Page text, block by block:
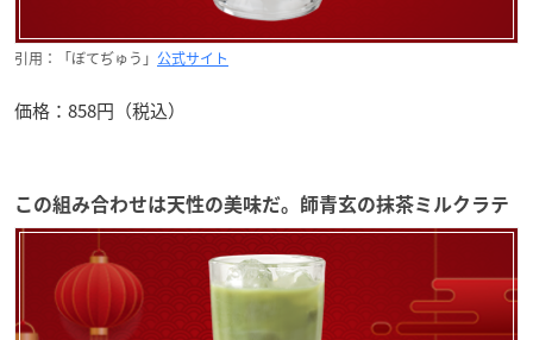
引用：「ぼてぢゅう」 公式サイト
価格：858円（税込）
この組み合わせは天性の美味だ。師青玄の抹茶ミルクラテ